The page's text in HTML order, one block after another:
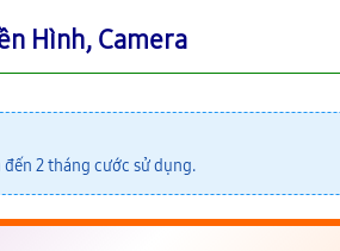
Hình, Camera
2 tháng cước sử dụng.